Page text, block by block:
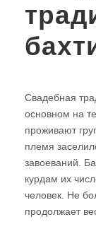
Свадебная
основном на
проживают
племя
завоеваний.
курдам их
человек. Не
продолжает